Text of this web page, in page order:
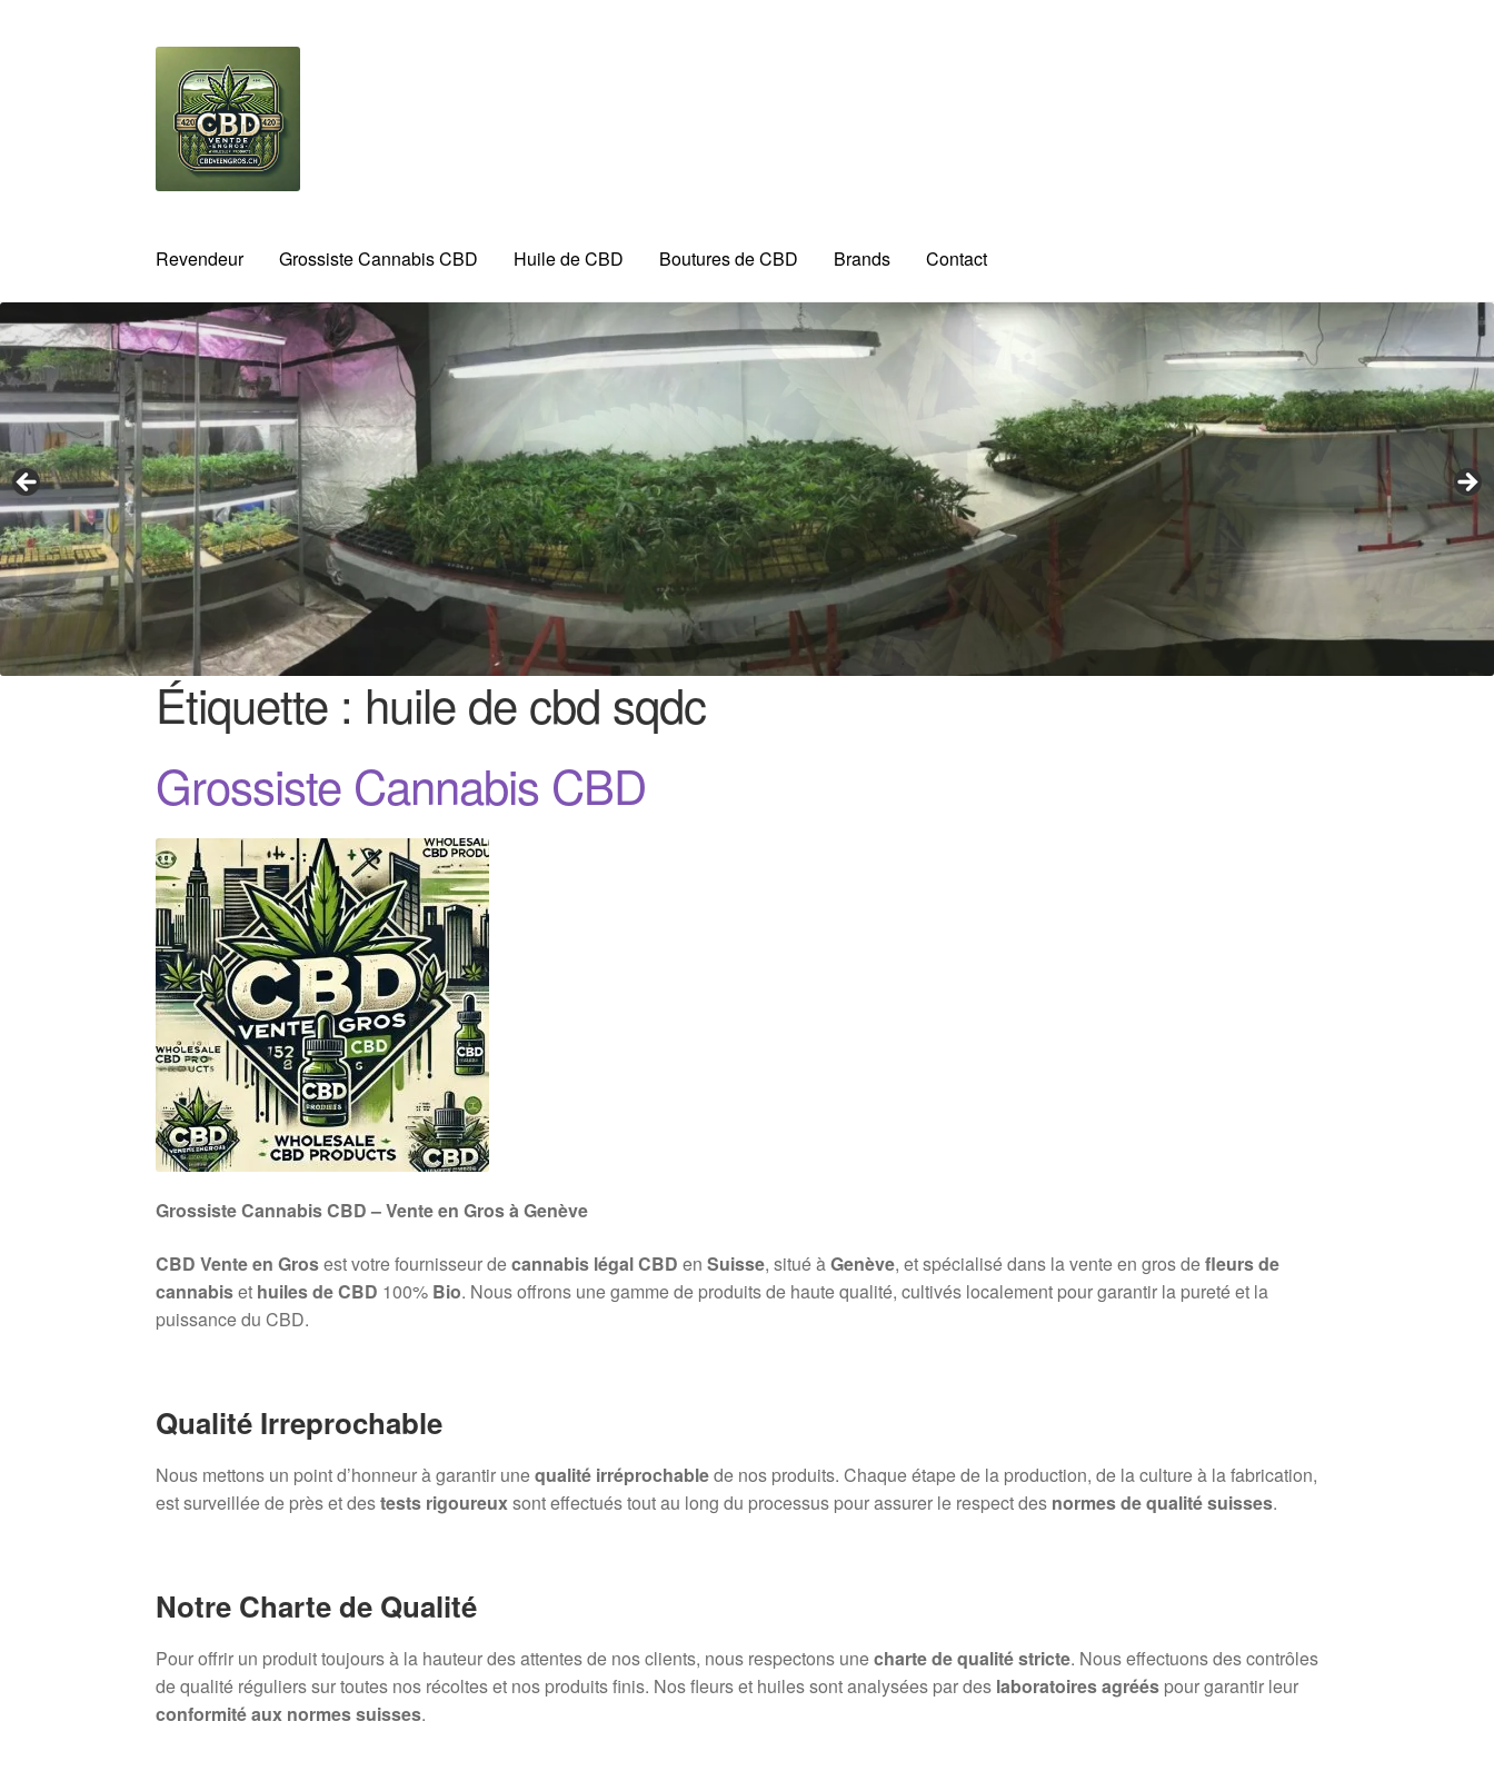
navigation
contenu
Revendeur Grossiste Cannabis CBD Huile de CBD Boutures de CBD Brands Contact
Étiquette : huile de cbd sqdc
Grossiste Cannabis CBD
Grossiste Cannabis CBD – Vente en Gros à Genève
CBD Vente en Grosest votre fournisseur decannabis légal CBD enSuisse, situé àGenève, et spécialisé dans la vente en gros defleurs de
cannabiset huiles de CBD 100% Bio. Nous offrons une gamme de produits de haute qualité, cultivés localement pour garantir la pureté et la
puissance du CBD.
Qualité Irreprochable
Nous mettons un point d’honneur à garantir unequalité irréprochablede nos produits. Chaque étape de la production, de la culture à la fabrication,
est surveillée de près et destests rigoureuxsont effectués tout au long du processus pour assurer le respect des normes de qualité suisses.
Notre Charte de Qualité
Pour offrir un produit toujours à la hauteur des attentes de nos clients, nous respectons unecharte de qualité stricte. Nous effectuons des contrôles
de qualité réguliers sur toutes nos récoltes et nos produits finis. Nos fleurs et huiles sont analysées par des laboratoires agréés pour garantir leur
conformité aux normes suisses.